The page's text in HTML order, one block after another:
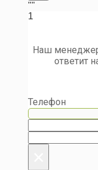
""
1
Наш
ответит
Телефон